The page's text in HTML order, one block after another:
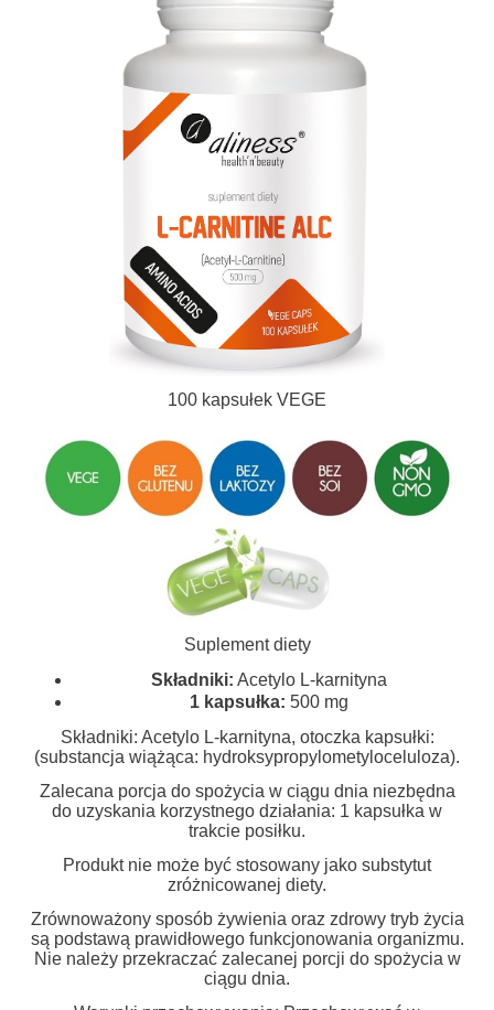
100 kapsułek VEGE
Suplement diety
Składniki: Acetylo L-karnityna
1 kapsułka: 500 mg
Składniki: Acetylo L-karnityna, otoczka kapsułki:
(substancja wiążąca: hydroksypropylometyloceluloza).
Zalecana porcja do spożycia w ciągu dnia niezbędna
do uzyskania korzystnego działania: 1 kapsułka w
trakcie posiłku.
Produkt nie może być stosowany jako substytut
zróżnicowanej diety.
Zrównoważony sposób żywienia oraz zdrowy tryb życia
są podstawą prawidłowego funkcjonowania organizmu.
Nie należy przekraczać zalecanej porcji do spożycia w
ciągu dnia.